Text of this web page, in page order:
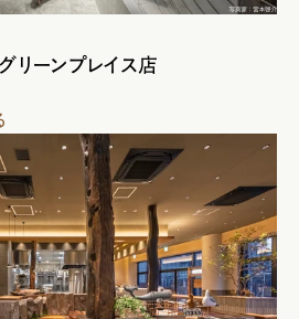
リーンプレイス店